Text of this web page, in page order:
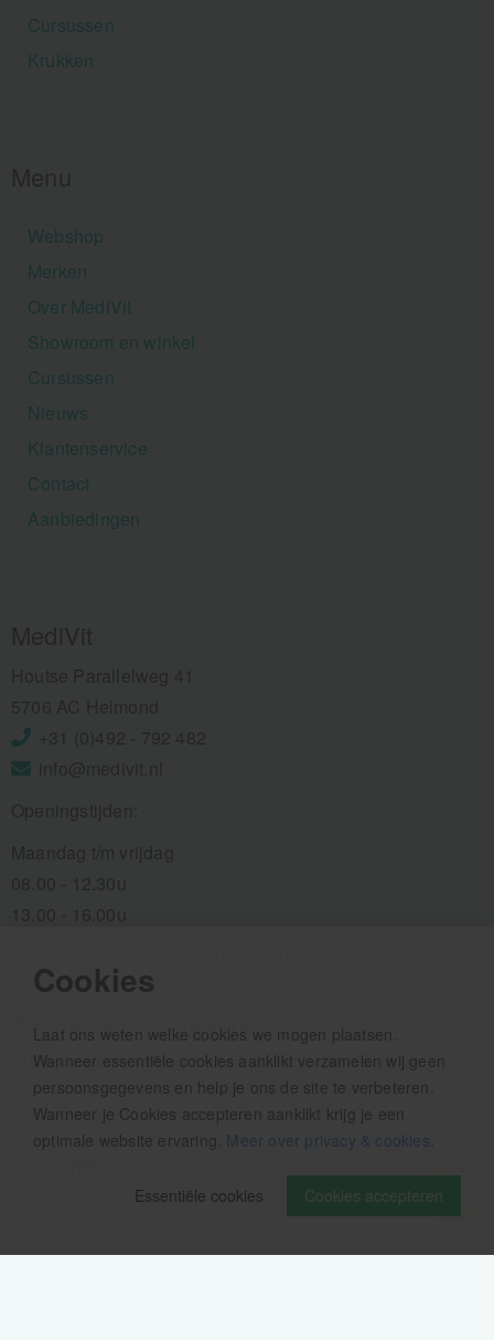
Cookies
Laat ons weten welke cookies we mogen plaatsen.
Wanneer essentiële cookies aanklikt verzamelen wij geen
persoonsgegevens en help je ons de site te verbeteren.
Wanneer je Cookies accepteren aanklikt krijg je een
optimale website ervaring. Meer over privacy & cookies
Cookies accepteren
Essentiële cookies
Cursussen
Krukken
Webshop
Merken
Over MediVit
Showroom en winkel
Cursussen
Nieuws
Klantenservice
Contact
Aanbiedingen
Aanmelden nieuwsbrief
Als eerste op de hoogte zijn van het laatste nieuws:
Volg ons op